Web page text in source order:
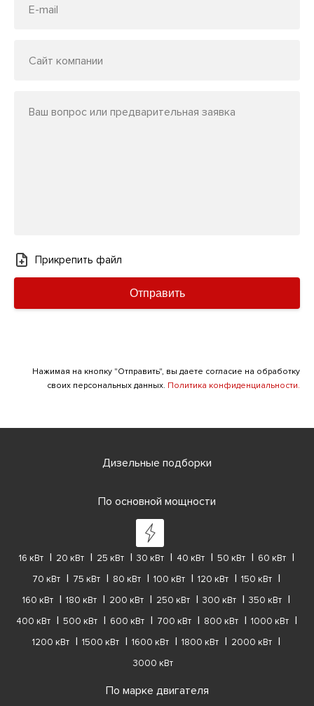
E-mail
Сайт компании
Ваш вопрос или предварительная заявка
Прикрепить файл
Отправить
Нажимая на кнопку "Отправить", вы даете согласие на обработку
своих персональных данных. Политика конфиденциальности.
Дизельные подборки
По основной мощности
16 кВт 20 кВт 25 кВт 30 кВт 40 кВт 50 кВт
60 кВт
70 кВт
75 кВт 80 кВт 100 кВт 120 кВт
150 кВт
160 кВт
180 кВт 200 кВт 250 кВт 300 кВт
350 кВт
400 кВт
500 кВт 600 кВт 700 кВт 800 кВт
1000 кВт
1200 кВт
1500 кВт 1600 кВт 1800 кВт
2000 кВт
3000 кВт
По марке двигателя